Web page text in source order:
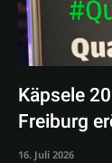
Käpsele
Freiburg
16. Juli 2026